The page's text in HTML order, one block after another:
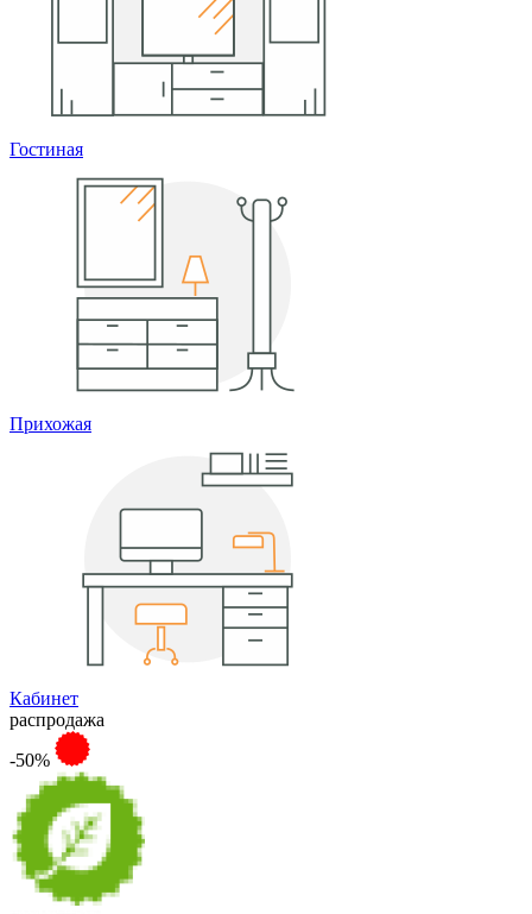
Гостиная
Прихожая
Кабинет
распродажа
-50%